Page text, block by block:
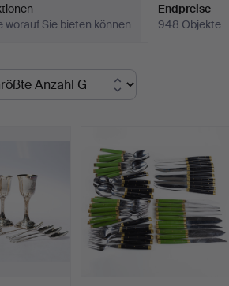
worauf Sie bieten können
Endpreise
948 Objekte